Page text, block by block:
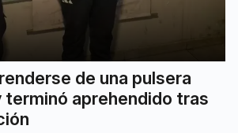
de una pulsera
aprehendido tras